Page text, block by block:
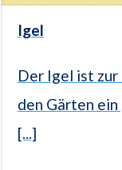
Igel
Der Igel ist zur
den Gärten ein
[...]